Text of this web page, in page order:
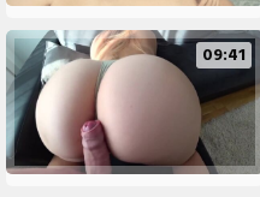
09:41